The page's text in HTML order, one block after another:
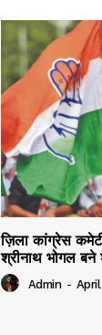
ज़िला कांग्रेस
श्रीनाथ भोगल बने
Admin -